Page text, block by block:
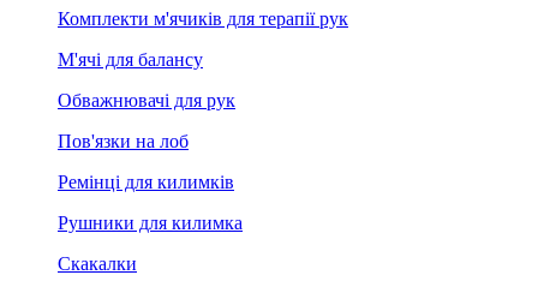
Комплекти м'ячиків для терапії рук
М'ячі для балансу
Обважнювачі для рук
Пов'язки на лоб
Ремінці для килимків
Рушники для килимка
Скакалки